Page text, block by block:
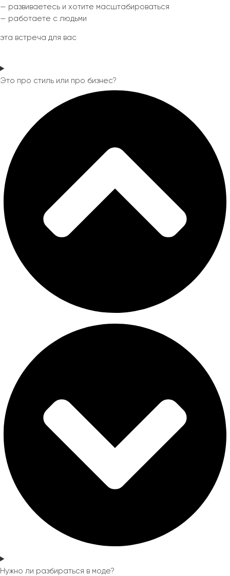
— развиваетесь и хотите масштабироваться
— работаете с людьми
эта встреча для вас
Это про стиль или про бизнес?
Нужно ли разбираться в моде?